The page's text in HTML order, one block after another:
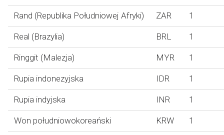
Rand (Republika Południowej Afryki) ZAR 1
Real (Brazylia) BRL 1
Ringgit (Malezja) MYR 1
Rupia indonezyjska IDR 1
Rupia indyjska INR 1
Won południowokoreański KRW 1